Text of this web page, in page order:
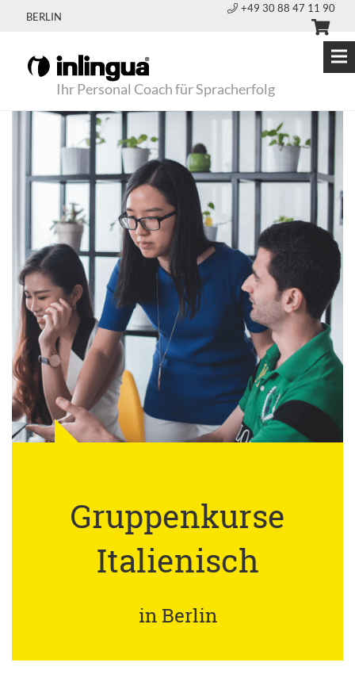
BERLIN
+49 30 88 47 11 90
Ihr Personal Coach für Spracherfolg
Gruppenkurse
Italienisch
in Berlin